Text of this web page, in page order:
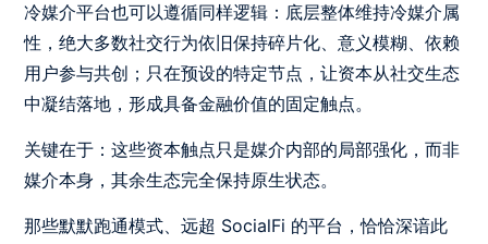
冷媒介平台也可以遵循同样逻辑：底层整体维持冷媒介属
性，绝大多数社交行为依旧保持碎片化、意义模糊、依赖
用户参与共创；只在预设的特定节点，让资本从社交生态
中凝结落地，形成具备金融价值的固定触点。
关键在于：这些资本触点只是媒介内部的局部强化，而非
媒介本身，其余生态完全保持原生状态。
那些默默跑通模式、远超 SocialFi 的平台，恰恰深谙此